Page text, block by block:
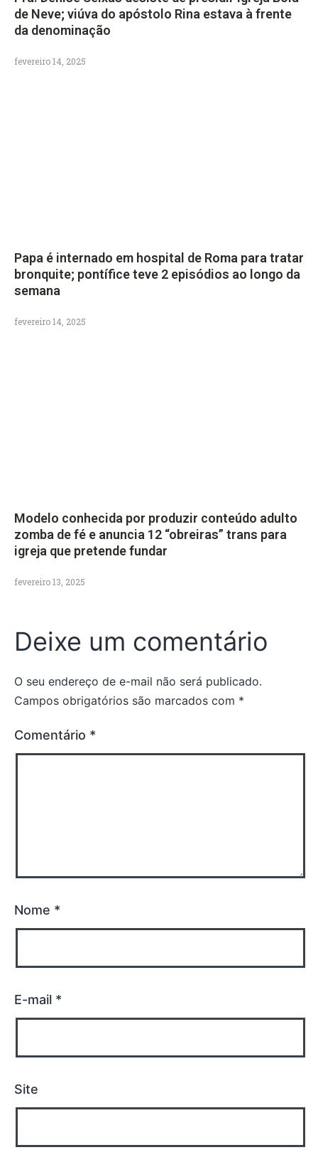
de Neve; viúva do apóstolo Rina estava à frente
da denominação
fevereiro 14, 2025
Papa é internado em hospital de Roma para tratar
bronquite; pontífice teve 2 episódios ao longo da
semana
fevereiro 14, 2025
Modelo conhecida por produzir conteúdo adulto
zomba de fé e anuncia 12 “obreiras” trans para
igreja que pretende fundar
fevereiro 13, 2025
Deixe um comentário
O seu endereço de e-mail não será publicado.
Campos obrigatórios são marcados com *
Comentário *
Nome *
E-mail *
Site